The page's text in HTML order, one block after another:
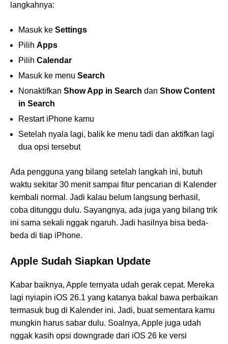
langkahnya:
Masuk ke Settings
Pilih Apps
Pilih Calendar
Masuk ke menu Search
Nonaktifkan Show App in Search dan Show Content
in Search
Restart iPhone kamu
Setelah nyala lagi, balik ke menu tadi dan aktifkan lagi
dua opsi tersebut
Ada pengguna yang bilang setelah langkah ini, butuh
waktu sekitar 30 menit sampai fitur pencarian di Kalender
kembali normal. Jadi kalau belum langsung berhasil,
coba ditunggu dulu. Sayangnya, ada juga yang bilang trik
ini sama sekali nggak ngaruh. Jadi hasilnya bisa beda-
beda di tiap iPhone.
Apple Sudah Siapkan Update
Kabar baiknya, Apple ternyata udah gerak cepat. Mereka
lagi nyiapin iOS 26.1 yang katanya bakal bawa perbaikan
termasuk bug di Kalender ini. Jadi, buat sementara kamu
mungkin harus sabar dulu. Soalnya, Apple juga udah
nggak kasih opsi downgrade dari iOS 26 ke versi